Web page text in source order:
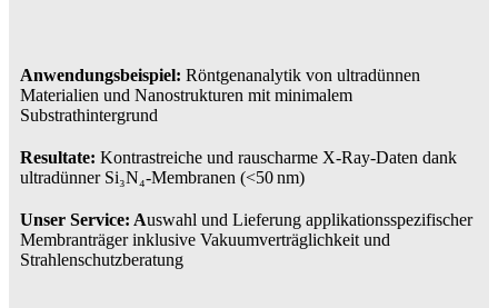
Anwendungsbeispiel: Röntgenanalytik von ultradünnen
Materialien und Nanostrukturen mit minimalem
Substrathintergrund
Resultate: Kontrastreiche und rauscharme X-Ray-Daten dank
ultradünner Si₃N₄-Membranen (<50 nm)
Unser Service: Auswahl und Lieferung applikationsspezifischer
Membranträger inklusive Vakuumverträglichkeit und
Strahlenschutzberatung